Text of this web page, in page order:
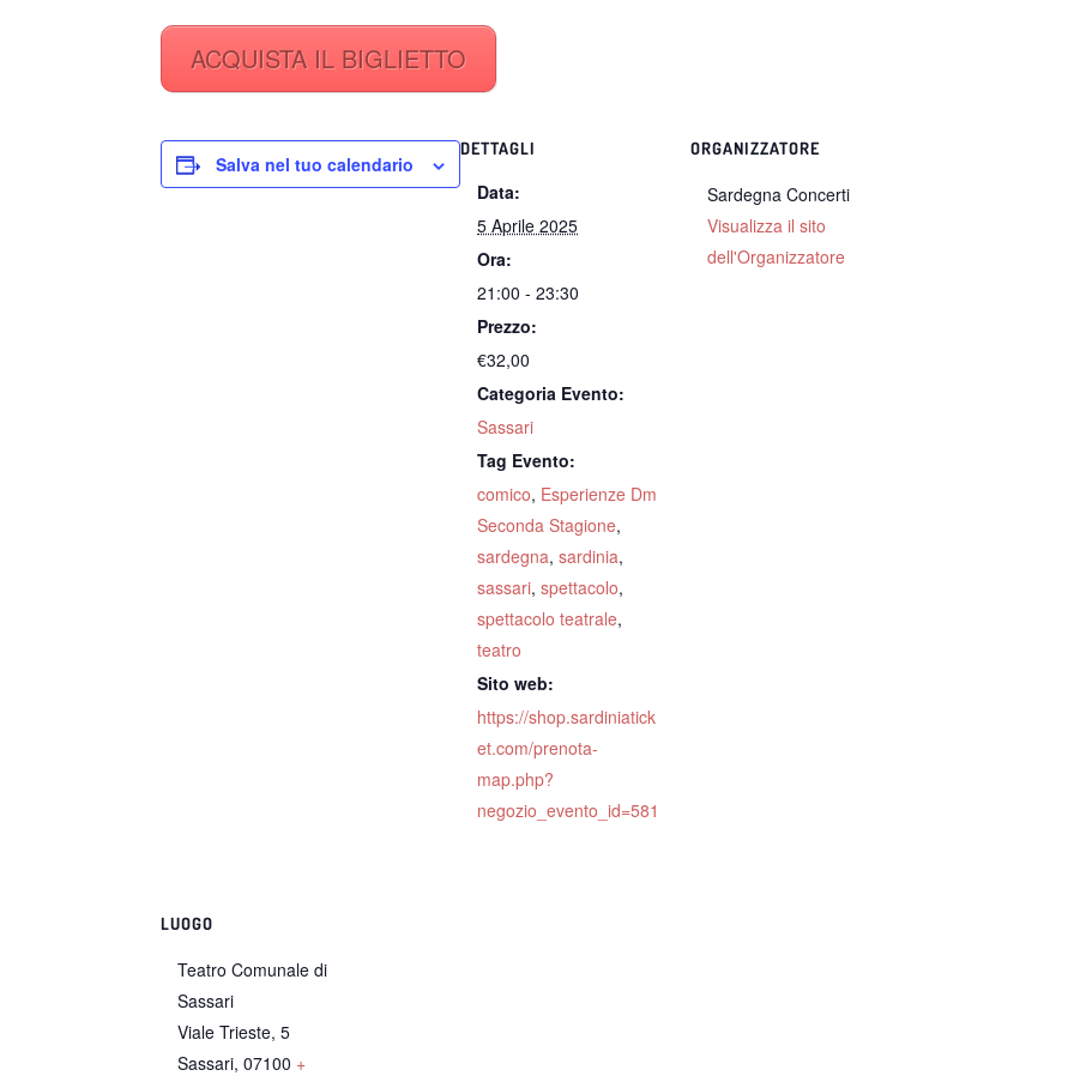
ACQUISTA IL BIGLIETTO
Salva nel tuo calendario
DETTAGLI
Data:
5 Aprile 2025
Ora:
21:00 - 23:30
Prezzo:
€32,00
Categoria Evento:
Sassari
Tag Evento:
comico, Esperienze Dm
Seconda Stagione,
sardegna,sardinia,
sassari,spettacolo,
spettacolo teatrale,
teatro
Sito web:
https://shop.sardiniatick
et.com/prenota-
map.php?
negozio_evento_id=581
ORGANIZZATORE
Sardegna Concerti
Visualizza il sito
dell'Organizzatore
LUOGO
Teatro Comunale di
Sassari
Viale Trieste, 5
Sassari, 07100 +